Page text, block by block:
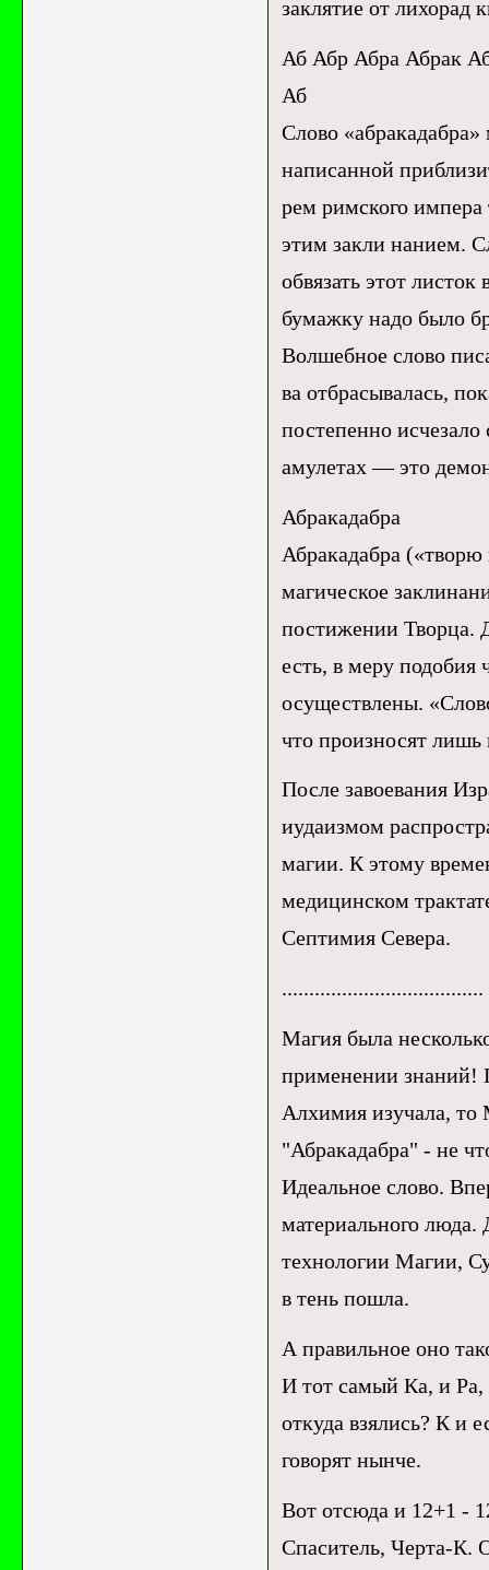
заклятие от лихорад
Аб Абр Абра Абрак
Аб
Слово
написанной
рем римского импера
этим закли нанием.
обвязать этот
бумажку надо было
Волшебное слово
ва отбрасывалась,
постепенно
амулетах — это
Абракадабра
Абракадабра
магическое
постижении Творца.
есть, в меру подобия
осуществлены.
что произносят
После завоевания
иудаизмом
магии. К этому
медицинском
Септимия Севера.
.....................................
Магия была
применении знаний!
Алхимия изучала,
"Абракадабра" - не
Идеальное слово.
материального
технологии Магии,
в тень пошла.
А правильное оно
И тот самый Ка, и
откуда взялись? К и
говорят нынче.
Вот отсюда и 12+1 -
Спаситель, Черта-К.